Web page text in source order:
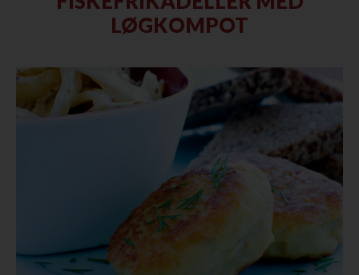
LØGKOMPOT